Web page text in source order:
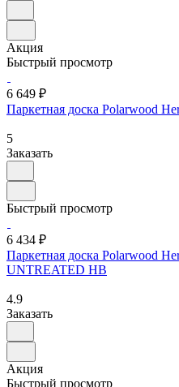
Акция
Быстрый просмотр
6 649 ₽
Паркетная доска Polarwood
5
Заказать
Быстрый просмотр
6 434 ₽
Паркетная доска Polarwood
UNTREATED HB
4.9
Заказать
Акция
Быстрый просмотр